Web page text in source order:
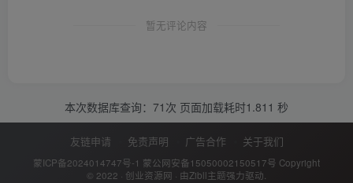
暂无评论内容
本次数据库查询：71次 页面加载耗时1.811 秒
友链申请 免责声明 广告合作 关于我们
蒙ICP备2024014747号-1 蒙公网安备15050002150517号 Copyright
© 2022 · 创业资源网 · 由Zibll主题强力驱动.